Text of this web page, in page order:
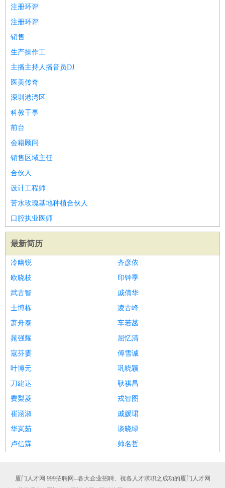
注册环评
注册环评
销售
生产操作工
主播主持人播音员DJ
医美传奇
深圳港湾区
科教干事
前台
会籍顾问
销售区域主任
合伙人
设计工程师
苦水玫瑰基地种植合伙人
口腔执业医师
最新简历
冷幽锐
齐彦依
欧晓枝
印钟季
武古智
戚倩华
士博栋
凌古峰
萧舟泰
车若菡
晁强耀
屈忆清
寇芬霎
傅雪诚
叶博元
巩晓颖
刀建达
耿祺昌
费梨菱
戎智图
崔涵淑
戚媛珺
华岚茹
谈晓绿
卢信霖
帅名哲
厦门人才网 999招聘网--各大企业招聘、祝各人才求职之成功的厦门人才网